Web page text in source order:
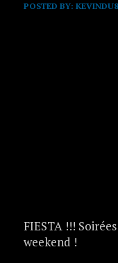
POSTED BY:
FIESTA !!!
weekend !